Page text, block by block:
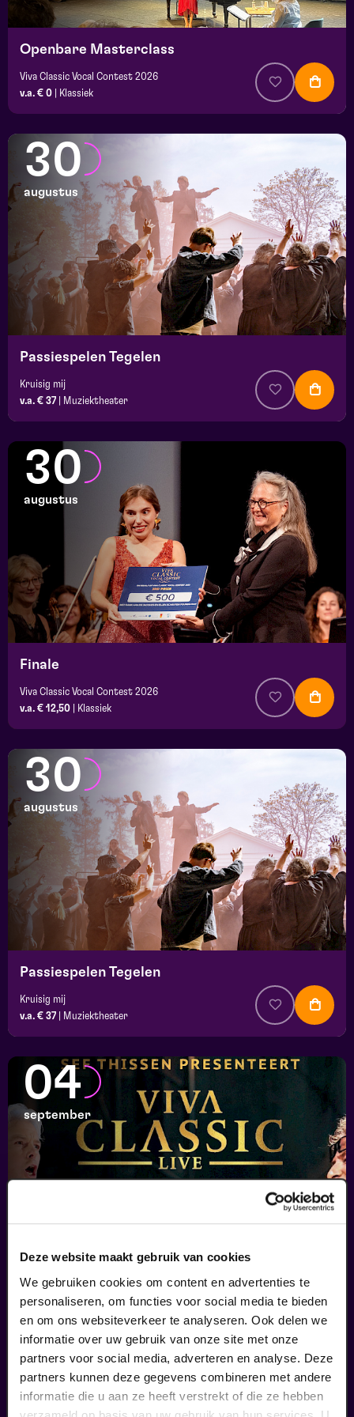
Deze website maakt gebruik van cookies
We gebruiken cookies om content en advertenties te
personaliseren, om functies voor social media te bieden
en om ons websiteverkeer te analyseren. Ook delen we
informatie over uw gebruik van onze site met onze
partners voor social media, adverteren en analyse. Deze
partners kunnen deze gegevens combineren met andere
informatie die u aan ze heeft verstrekt of die ze hebben
Openbare Masterclass
Viva Classic Vocal Contest 2026
v.a. € 0
Klassiek
30
augustus
Passiespelen Tegelen
Kruisig mij
v.a. € 37
Muziektheater
30
augustus
Finale
Viva Classic Vocal Contest 2026
v.a. € 12,50
Klassiek
30
augustus
Passiespelen Tegelen
Kruisig mij
v.a. € 37
Muziektheater
04
september
Viva Classic Live
FilmMuziek
v.a. € 64,75| Klassiek
05